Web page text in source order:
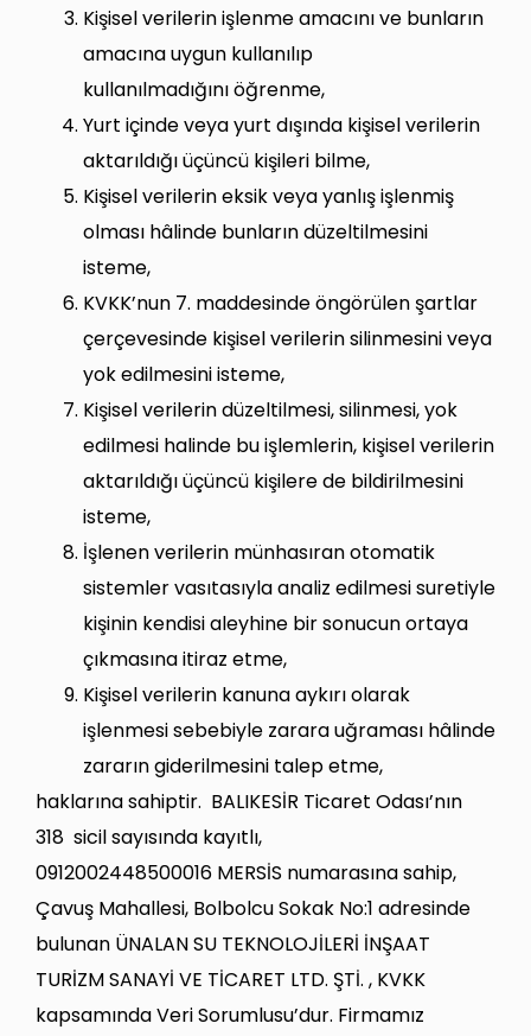
Kişisel verilerin işlenme amacını ve bunların
amacına uygun kullanılıp
kullanılmadığını öğrenme,
Yurt içinde veya yurt dışında kişisel verilerin
aktarıldığı üçüncü kişileri bilme,
Kişisel verilerin eksik veya yanlış işlenmiş
olması hâlinde bunların düzeltilmesini
isteme,
KVKK’nun 7. maddesinde öngörülen şartlar
çerçevesinde kişisel verilerin silinmesini veya
yok edilmesini isteme,
Kişisel verilerin düzeltilmesi, silinmesi, yok
edilmesi halinde bu işlemlerin, kişisel verilerin
aktarıldığı üçüncü kişilere de bildirilmesini
isteme,
İşlenen verilerin münhasıran otomatik
sistemler vasıtasıyla analiz edilmesi suretiyle
kişinin kendisi aleyhine bir sonucun ortaya
çıkmasına itiraz etme,
Kişisel verilerin kanuna aykırı olarak
işlenmesi sebebiyle zarara uğraması hâlinde
zararın giderilmesini talep etme,
haklarına sahiptir. BALIKESİR Ticaret Odası’nın
318 sicil sayısında kayıtlı,
0912002448500016 MERSİS numarasına sahip,
Çavuş Mahallesi, Bolbolcu Sokak No:1 adresinde
bulunan ÜNALAN SU TEKNOLOJİLERİ İNŞAAT
TURİZM SANAYİ VE TİCARET LTD. ŞTİ. , KVKK
kapsamında Veri Sorumlusu’dur. Firmamız